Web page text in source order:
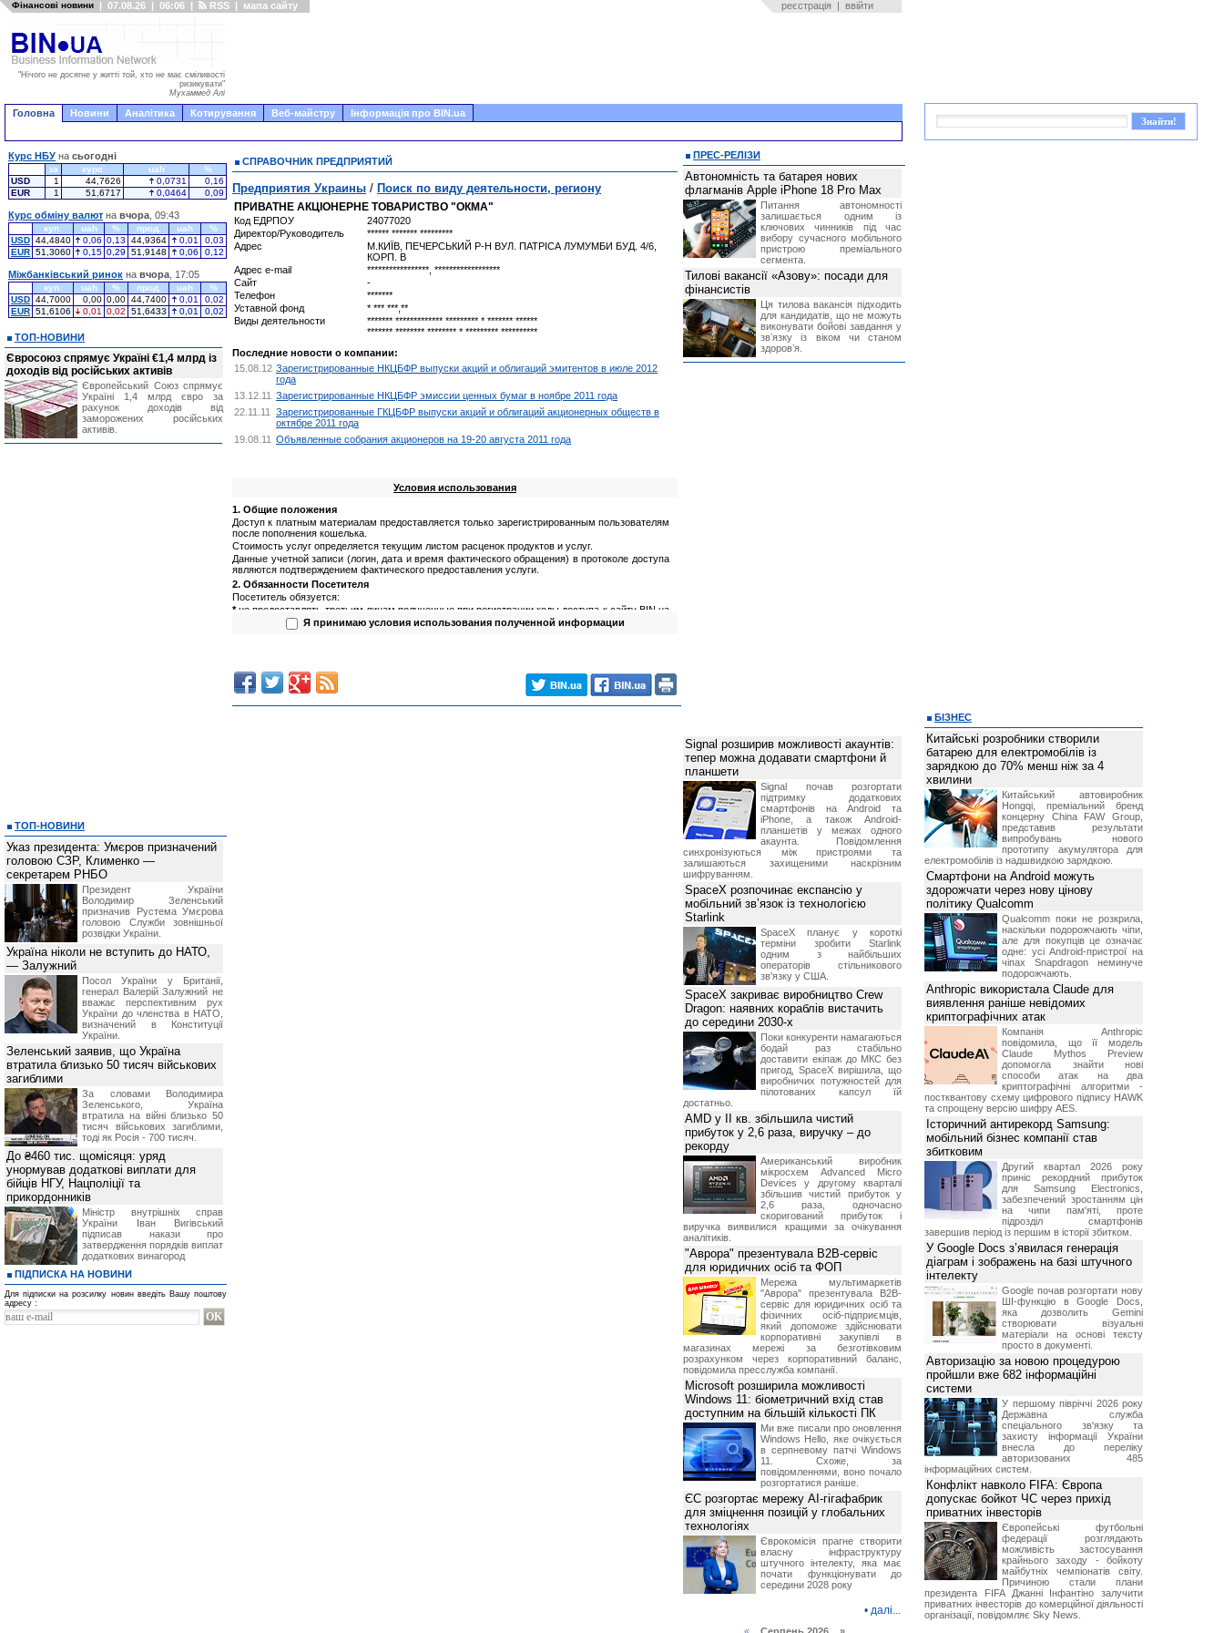
Фінансові новини | 07.08.26 | 06:06 | RSS | мапа сайту реєстрація | ввійти
"Нічого не досягне у житті той, хто не має сміливості
ризикувати"
Мухаммед Алі
Головна Новини Аналітика Котирування Веб-майстру Інформація про BIN.ua
СПРАВОЧНИК ПРЕДПРИЯТИЙ
Предприятия Украины / Поиск по виду деятельности, региону
ПРИВАТНЕ АКЦІОНЕРНЕ ТОВАРИСТВО "ОКМА"
Код ЕДРПОУ
24077020
Директор/Руководитель
****** ******* *********
Адрес
М.КИЇВ, ПЕЧЕРСЬКИЙ Р-Н ВУЛ. ПАТРІСА ЛУМУМБИ БУД. 4/6,
КОРП. В
Адрес e-mail
*****************, ******************
Сайт
-
Телефон
*******
Уставной фонд
* *** ***,**
Виды деятельности
******* ************* ********* * ******* ******
******* ******** ******** * ********* **********
Последние новости о компании:
15.08.12 Зарегистрированные НКЦБФР выпуски акций и облигаций эмитентов в июле 2012
года
13.12.11 Зарегистрированные НКЦБФР эмиссии ценных бумаг в ноябре 2011 года
22.11.11
Зарегистрированные ГКЦБФР выпуски акций и облигаций акционерных обществ в
октябре 2011 года
19.08.11 Объявленные собрания акционеров на 19-20 августа 2011 года
Условия использования
1. Общие положения
Доступ к платным материалам предоставляется только зарегистрированным пользователям
после пополнения кошелька.
Стоимость услуг определяется текущим листом расценок продуктов и услуг.
Данные учетной записи (логин, дата и время фактического обращения) в протоколе доступа
являются подтверждением фактического предоставления услуги.
2. Обязанности Посетителя
Посетитель обязуется:
*не предоставлять третьим лицам полученные при регистрации коды доступа к сайту BIN.ua
(логин, пароль);
не предоставлять третьим лицам полученную информацию;
Администрация сайта обязуется:
*обеспечить сохранность данных полученных от Посетителя в процессе регистрации;
предоставлять Посетителю запрашиваемую информацию в максимально короткие сроки.
Я принимаю условия использования полученной информации
Курс НБУ на сьогодні
за курс uah
%
USD
1 44,7626 0,0731
0,16
EUR
1 51,6717 0,0464 0,09
Курс обміну валют на вчора , 09:43
куп. uah % прод. uah
%
USD 44,4840 0,06 0,13 44,9364 0,01
0,03
EUR 51,3060 0,15 0,29 51,9148 0,06 0,12
Міжбанківський ринок на вчора , 17:05
куп. uah % прод. uah
%
USD 44,7000 0,00 0,00 44,7400 0,01
0,02
EUR 51,6106 0,01 0,02 51,6433 0,01 0,02
ТОП-НОВИНИ
Євросоюз спрямує Україні €1,4 млрд із
доходів від російських активів
Європейський Союз спрямує
Україні 1,4 млрд євро за
рахунок доходів від
заморожених російських
активів.
ТОП-НОВИНИ
Указ президента: Умєров призначений
головою СЗР, Клименко —
секретарем РНБО
Президент України
Володимир Зеленський
призначив Pустема Умєрова
головою Служби зовнішньої
розвідки України.
Україна ніколи не вступить до НАТО,
— Залужний
Посол України у Британії,
генерал Валерій Залужний не
вважає перспективним рух
України до членства в НАТО,
визначений в Конституції
України.
Зеленський заявив, що Україна
втратила близько 50 тисяч військових
загиблими
За словами Володимира
Зеленського, Україна
втратила на війні близько 50
тисяч військових загиблими,
тоді як Росія - 700 тисяч.
До ₴460 тис. щомісяця: уряд
унормував додаткові виплати для
бійців НГУ, Нацполіції та
прикордонників
Міністр внутрішніх справ
України Іван Вигівський
підписав накази про
затвердження порядків виплат
додаткових винагород
ПІДПИСКА НА НОВИНИ
Для підписки на розсилку новин введіть Вашу поштову
адресу :
ПРЕС-РЕЛІЗИ
Автономність та батарея нових
флагманів Apple iPhone 18 Pro Max
Питання автономності
залишається одним із
ключових чинників під час
вибору сучасного мобільного
пристрою преміального
сегмента.
Тилові вакансії «Азову»: посади для
фінансистів
Ця тилова вакансія підходить
для кандидатів, що не можуть
виконувати бойові завдання у
звʼязку із віком чи станом
здоровʼя.
Signal розширив можливості акаунтів:
тепер можна додавати смартфони й
планшети
Signal почав розгортати
підтримку додаткових
смартфонів на Android та
iPhone, а також Android-
планшетів у межах одного
акаунта. Повідомлення
синхронізуються між пристроями та
залишаються захищеними наскрізним
шифруванням.
SpaceX розпочинає експансію у
мобільний зв’язок із технологією
Starlink
SpaceX планує у короткі
терміни зробити Starlink
одним з найбільших
операторів стільникового
зв'язку у США.
SpaceX закриває виробництво Crew
Dragon: наявних кораблів вистачить
до середини 2030-х
Поки конкуренти намагаються
бодай раз стабільно
доставити екіпаж до МКС без
пригод, SpaceX вирішила, що
виробничих потужностей для
пілотованих капсул їй
достатньо.
AMD у II кв. збільшила чистий
прибуток у 2,6 раза, виручку – до
рекорду
Американський виробник
мікросхем Advanced Micro
Devices у другому кварталі
збільшив чистий прибуток у
2,6 раза, одночасно
скоригований прибуток і
виручка виявилися кращими за очікування
аналітиків.
"Аврора" презентувала B2B-сервіс
для юридичних осіб та ФОП
Мережа мультимаркетів
"Аврора" презентувала B2B-
сервіс для юридичних осіб та
фізичних осіб-підприємців,
який допоможе здійснювати
корпоративні закупівлі в
магазинах мережі за безготівковим
розрахунком через корпоративний баланс,
повідомила пресслужба компанії.
Microsoft розширила можливості
Windows 11: біометричний вхід став
доступним на більшій кількості ПК
Ми вже писали про оновлення
Windows Hello, яке очікується
в серпневому патчі Windows
11. Схоже, за
повідомленнями, воно почало
розгортатися раніше.
ЄС розгортає мережу AI-гігафабрик
для зміцнення позицій у глобальних
технологіях
Єврокомісія прагне створити
власну інфраструктуру
штучного інтелекту, яка має
почати функціонувати до
середини 2028 року
• далі...
БІЗНЕС
Китайські розробники створили
батарею для електромобілів із
зарядкою до 70% менш ніж за 4
хвилини
Китайський автовиробник
Hongqi, преміальний бренд
концерну China FAW Group,
представив результати
випробувань нового
прототипу акумулятора для
електромобілів із надшвидкою зарядкою.
Смартфони на Android можуть
здорожчати через нову цінову
політику Qualcomm
Qualcomm поки не розкрила,
наскільки подорожчають чіпи,
але для покупців це означає
одне: усі Android-пристрої на
чіпах Snapdragon неминуче
подорожчають.
Anthropic використала Claude для
виявлення раніше невідомих
криптографічних атак
Компанія Anthropic
повідомила, що її модель
Claude Mythos Preview
допомогла знайти нові
способи атак на два
криптографічні алгоритми -
постквантову схему цифрового підпису HAWK
та спрощену версію шифру AES.
Історичний антирекорд Samsung:
мобільний бізнес компанії став
збитковим
Другий квартал 2026 року
приніс рекордний прибуток
для Samsung Electronics,
забезпечений зростанням цін
на чипи пам'яті, проте
підрозділ смартфонів
завершив період із першим в історії збитком.
У Google Docs з’явилася генерація
діаграм і зображень на базі штучного
інтелекту
Google почав розгортати нову
ШІ-функцію в Google Docs,
яка дозволить Gemini
створювати візуальні
матеріали на основі тексту
просто в документі.
Авторизацію за новою процедурою
пройшли вже 682 інформаційні
системи
У першому півріччі 2026 року
Державна служба
спеціального зв'язку та
захисту інформації України
внесла до переліку
авторизованих 485
інформаційних систем.
Конфлікт навколо FIFA: Європа
допускає бойкот ЧС через прихід
приватних інвесторів
Європейські футбольні
федерації розглядають
можливість застосування
крайнього заходу - бойкоту
майбутніх чемпіонатів світу.
Причиною стали плани
президента FIFA Джанні Інфантіно залучити
приватних інвесторів до комерційної діяльності
організації, повідомляє Sky News.